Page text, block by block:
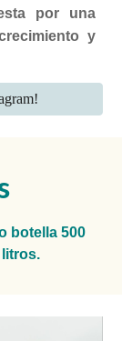
por una
y
botella 500
litros.